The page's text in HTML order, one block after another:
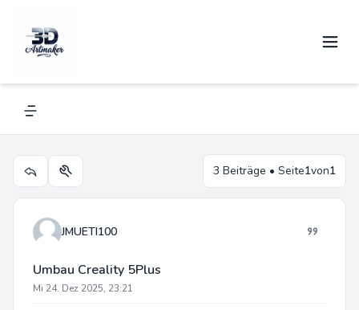
Navigation menu
Themen-Optionen 3 Beiträge • Seite1von1
JMUETI100
Umbau Creality 5Plus
Mi 24. Dez 2025, 23:21